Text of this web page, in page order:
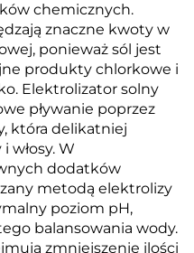
chemicznych.
znaczne kwoty w
ponieważ sól jest
produkty chlorkowe i
Elektrolizator solny
pływanie poprzez
która delikatniej
włosy. W
dodatków
metodą elektrolizy
poziom pH,
balansowania wody.
zmniejszenie ilości